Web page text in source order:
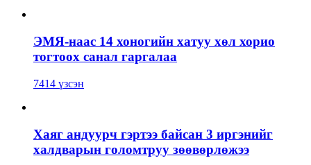
ЭМЯ-наас 14 хоногийн хатуу хөл хорио
тогтоох санал гаргалаа
7414 үзсэн
Хаяг андуурч гэртээ байсан 3 иргэнийг
халдварын голомтруу зөөвөрлөжээ